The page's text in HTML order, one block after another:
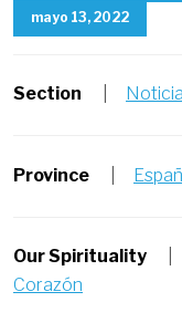
mayo 13, 2022
Section
Province
Our Spirituality
Corazón